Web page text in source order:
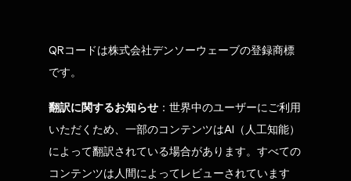
QRコードは株式会社デンソーウェーブの登録商標
です。
翻訳に関するお知らせ ：世界中のユーザーにご利用
いただくため、一部のコンテンツはAI（人工知能）
によって翻訳されている場合があります。すべての
コンテンツは人間によってレビューされています